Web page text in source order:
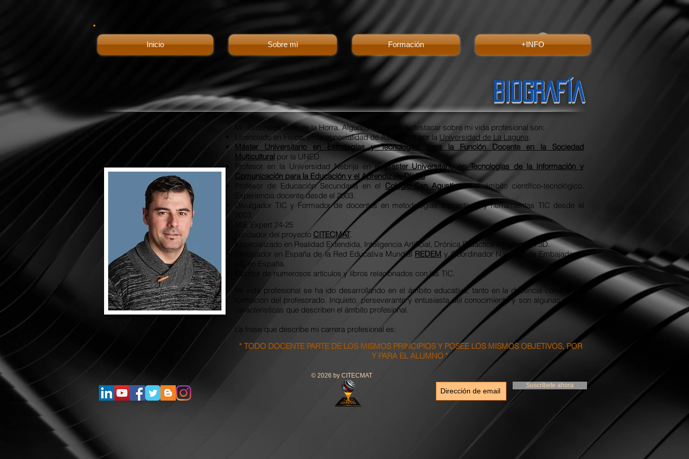
Iniciar sesión
BIOGRAFÍA
Mi nombre es Ibán de la Horra. Algunos aspectos a destacar sobre mi vida profesional son:
Licenciado en Física, en la especialidad de Astrofísica por la Universidad de La Laguna.
Máster Universitario en Estrategias y Tecnologías para la Función Docente en la Sociedad
Multicultural por la UNED.
Profesor en la Universidad Nebrija en elMaster Universitario en Tecnologías de la Información y
Comunicación para la Educación y el Aprendizaje Digital
Profesor de Educación Secundaria en el Colegio San Agustín en el ámbito científico-tecnológico.
Experiencia docente desde el 2003.
Divulgador TIC y Formador de docentes en metodologías interactivas y herramientas TIC desde el
2003.
MIE Expert 24-25
Fundador del proyecto CITECMAT.
Especializado en Realidad Extendida, Inteligencia Artificial, Drónica Didáctica e Impresión 3D.
Embajador en España de la Red Educativa Mundial REDEM y Coordinador Nacional de Embajadores
AD en España.
Escritor de numerosos artículos y libros relacionados con las TIC.
Mi vida profesional se ha ido desarrollando en el ámbito educativo, tanto en la docencia como en la
formación del profesorado. Inquieto, perseverante y entusiasta del conocimiento y son algunas de las
características que describen el ámbito profesional.
La frase que describe mi carrera profesional es:
“ TODO DOCENTE PARTE DE LOS MISMOS PRINCIPIOS Y POSEE LOS MISMOS OBJETIVOS, POR
Y PARA EL ALUMNO "
Inicio Sobre mi Formación +INFO
© 2026 by CITECMAT
Suscríbete ahora